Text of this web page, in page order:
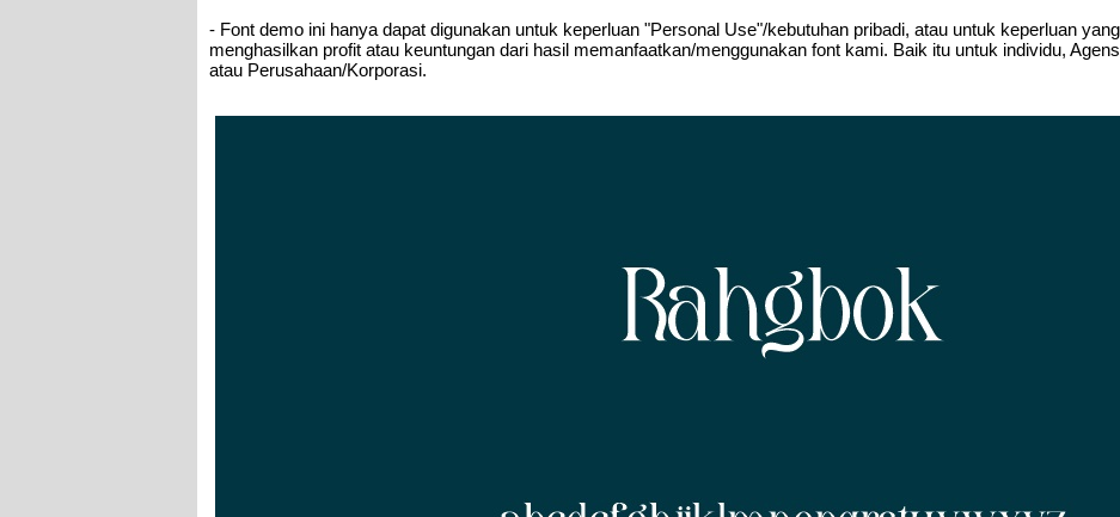
- Font demo ini hanya dapat digunakan untuk keperluan "Personal Use"/kebutuhan pribadi, atau untuk keperluan
menghasilkan profit atau keuntungan dari hasil memanfaatkan/menggunakan font kami. Baik itu untuk individu,
atau Perusahaan/Korporasi.